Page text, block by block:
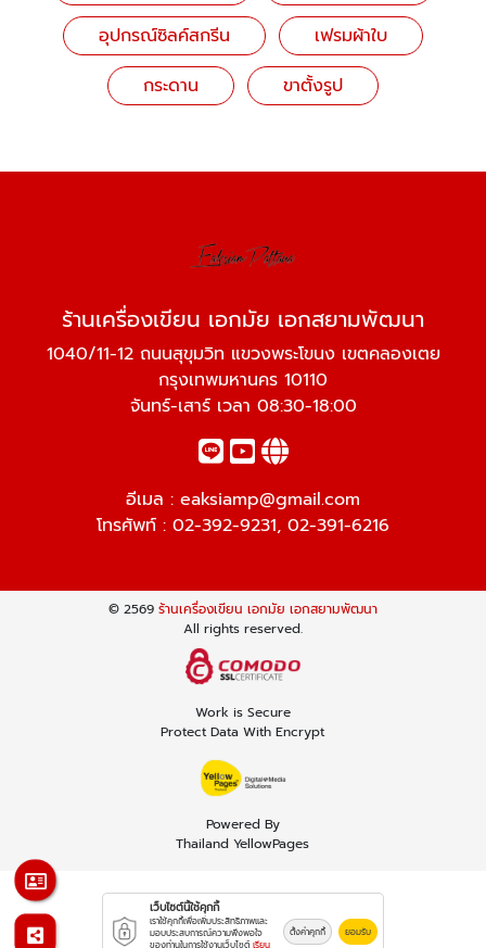
อุปกรณ์ซิลค์สกรีน
เฟรมผ้าใบ
กระดาน
ขาตั้งรูป
ร้านเครื่องเขียน เอกมัย เอกสยามพัฒนา
1040/11-12 ถนนสุขุมวิท แขวงพระโขนง เขตคลองเตย
กรุงเทพมหานคร 10110
จันทร์-เสาร์ เวลา 08:30-18:00
อีเมล : eaksiamp@gmail.com
โทรศัพท์ : 02-392-9231, 02-391-6216
© 2569 ร้านเครื่องเขียน เอกมัย เอกสยามพัฒนา
All rights reserved.
Work is Secure
Protect Data With Encrypt
Powered By
Thailand YellowPages
เว็บไซต์นี้ใช้คุกกี้
เราใช้คุกกี้เพื่อเพิ่มประสิทธิภาพและ
มอบประสบการณ์ความพึงพอใจ
ของท่านในการใช้งานเว็บไซต์ เรียน
ตั้งค่าคุกกี้ ยอมรับ